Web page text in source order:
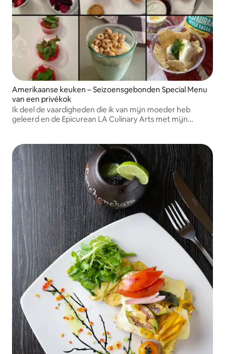
Amerikaanse keuken – Seizoensgebonden Special Menu
van een privékok
Ik deel de vaardigheden die ik van mijn moeder heb
geleerd en de Epicurean LA Culinary Arts met mijn